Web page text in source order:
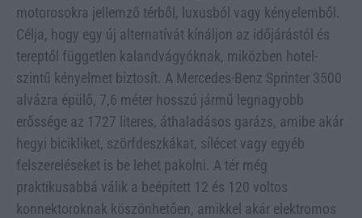
motorosokra jellemző térből, luxusból vagy kényelemből.
Célja, hogy egy új alternatívát kínáljon az időjárástól és
tereptől független kalandvágyóknak, miközben hotel-
szintű kényelmet biztosít. A Mercedes-Benz Sprinter 3500
alvázra épülő, 7,6 méter hosszú jármű legnagyobb
erőssége az 1727 literes, áthaladásos garázs, amibe akár
hegyi bicikliket, szörfdeszkákat, sílécet vagy egyéb
felszereléseket is be lehet pakolni. A tér még
praktikusabbá válik a beépített 12 és 120 voltos
konnektoroknak köszönhetően, amikkel akár elektromos